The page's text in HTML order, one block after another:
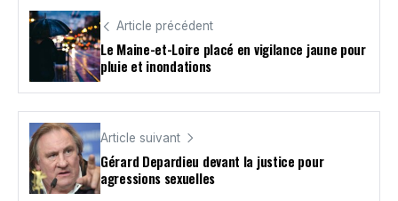
Article précédent
Le Maine-et-Loire placé en vigilance jaune pour
pluie et inondations
Article suivant
Gérard Depardieu devant la justice pour
agressions sexuelles